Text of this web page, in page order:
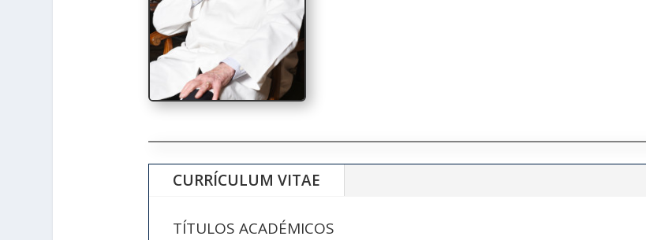
CURRÍCULUM VITAE
TÍTULOS ACADÉMICOS